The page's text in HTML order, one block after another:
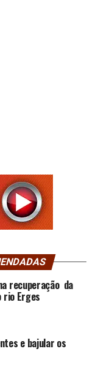
recuperação da
rio Erges
e bajular os